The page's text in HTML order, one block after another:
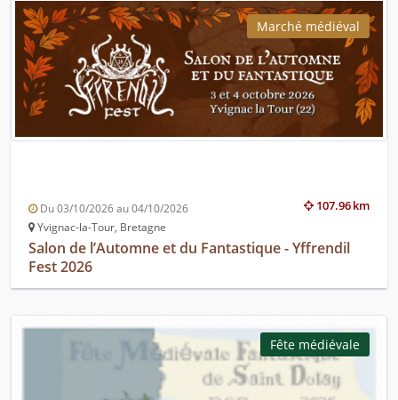
Marché médiéval
107.96 km
Du 03/10/2026 au 04/10/2026
Yvignac-la-Tour, Bretagne
Salon de l’Automne et du Fantastique - Yffrendil
Fest 2026
Fête médiévale